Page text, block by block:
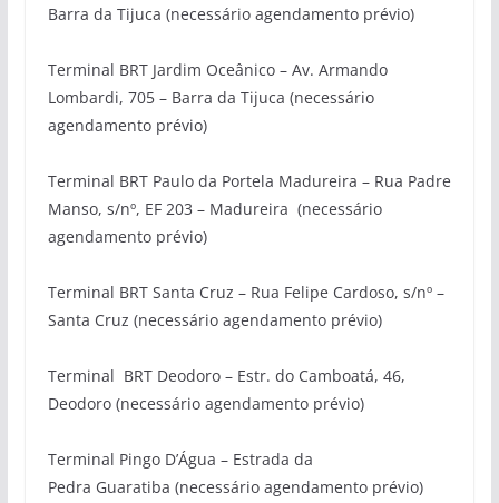
Barra da Tijuca (necessário agendamento prévio)
Terminal BRT Jardim Oceânico– Av. Armando
Lombardi, 705 – Barra da Tijuca (necessário
agendamento prévio)
Terminal BRT Paulo da Portela Madureira – Rua Padre
Manso, s/nº, EF 203 – Madureira (necessário
agendamento prévio)
Terminal BRT Santa Cruz – Rua Felipe Cardoso, s/nº –
Santa Cruz (necessário agendamento prévio)
Terminal BRT Deodoro– Estr. do Camboatá, 46,
Deodoro (necessário agendamento prévio)
Terminal Pingo D’Água – Estrada da
Pedra Guaratiba (necessário agendamento prévio)